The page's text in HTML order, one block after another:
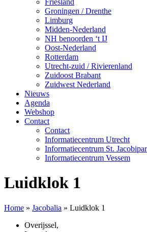
Friesland
Groningen / Drenthe
Limburg
Midden-Nederland
NH benoorden ‘t IJ
Oost-Nederland
Rotterdam
Utrecht-zuid / Rivierenland
Zuidoost Brabant
Zuidwest Nederland
Nieuws
Agenda
Webshop
Contact
Contact
Informatiecentrum Utrecht
Informatiecentrum St.
Informatiecentrum Vessem
Luidklok 1
Home » Jacobalia » Luidklok 1
Overijssel,